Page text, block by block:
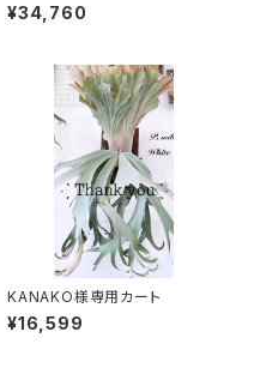
¥34,760
KANAKO様専用カート
¥16,599